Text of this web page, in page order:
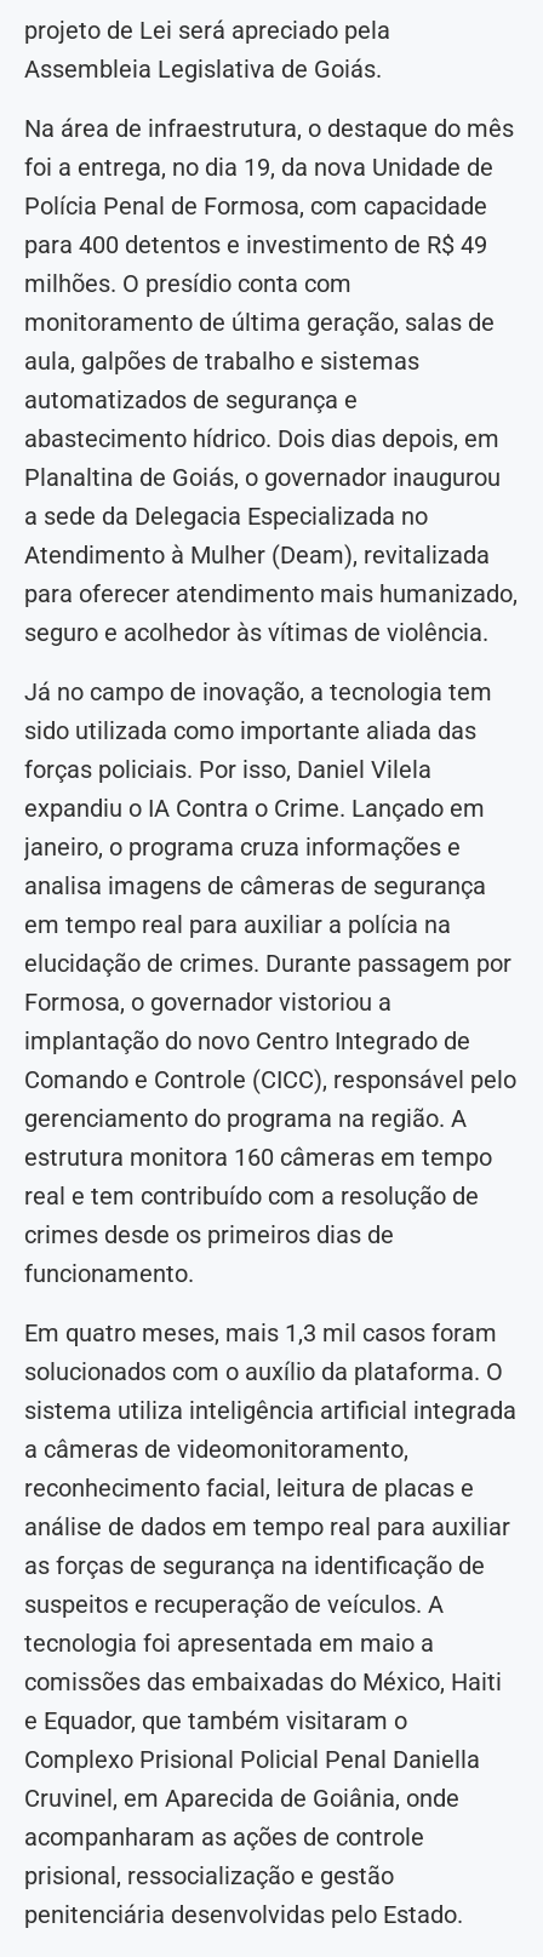
projeto de Lei será apreciado pela
Assembleia Legislativa de Goiás.
Na área de infraestrutura, o destaque do mês
foi a entrega, no dia 19, da nova Unidade de
Polícia Penal de Formosa, com capacidade
para 400 detentos e investimento de R$ 49
milhões. O presídio conta com
monitoramento de última geração, salas de
aula, galpões de trabalho e sistemas
automatizados de segurança e
abastecimento hídrico. Dois dias depois, em
Planaltina de Goiás, o governador inaugurou
a sede da Delegacia Especializada no
Atendimento à Mulher (Deam), revitalizada
para oferecer atendimento mais humanizado,
seguro e acolhedor às vítimas de violência.
Já no campo de inovação, a tecnologia tem
sido utilizada como importante aliada das
forças policiais. Por isso, Daniel Vilela
expandiu o IA Contra o Crime. Lançado em
janeiro, o programa cruza informações e
analisa imagens de câmeras de segurança
em tempo real para auxiliar a polícia na
elucidação de crimes. Durante passagem por
Formosa, o governador vistoriou a
implantação do novo Centro Integrado de
Comando e Controle (CICC), responsável pelo
gerenciamento do programa na região. A
estrutura monitora 160 câmeras em tempo
real e tem contribuído com a resolução de
crimes desde os primeiros dias de
funcionamento.
Em quatro meses, mais 1,3 mil casos foram
solucionados com o auxílio da plataforma. O
sistema utiliza inteligência artificial integrada
a câmeras de videomonitoramento,
reconhecimento facial, leitura de placas e
análise de dados em tempo real para auxiliar
as forças de segurança na identificação de
suspeitos e recuperação de veículos. A
tecnologia foi apresentada em maio a
comissões das embaixadas do México, Haiti
e Equador, que também visitaram o
Complexo Prisional Policial Penal Daniella
Cruvinel, em Aparecida de Goiânia, onde
acompanharam as ações de controle
prisional, ressocialização e gestão
penitenciária desenvolvidas pelo Estado.